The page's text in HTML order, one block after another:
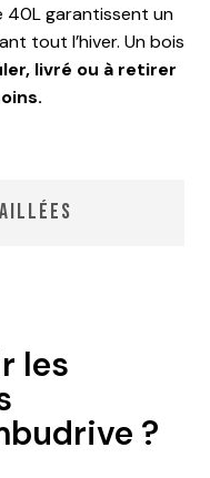
40L garantissent un
tout l’hiver. Un bois
livré ou à retirer
% bois
les
?